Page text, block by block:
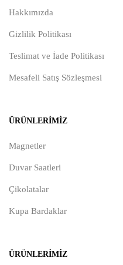
Hakkımızda
Gizlilik Politikası
Teslimat ve İade Politikası
Mesafeli Satış Sözleşmesi
ÜRÜNLERIMIZ
Magnetler
Duvar Saatleri
Çikolatalar
Kupa Bardaklar
ÜRÜNLERIMIZ